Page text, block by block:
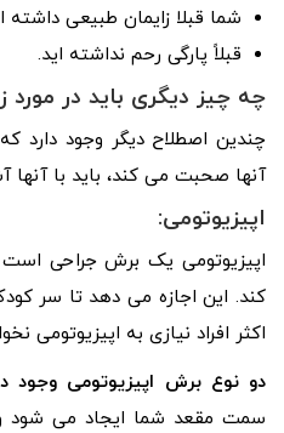
شما قبلا زایمان طبیعی داشته
قبلاً پارگی رحم نداشته اید.
چه چیز دیگری باید در مورد
چندین اصطلاح دیگر وجود دارد
آنها صحبت می کند، باید با آنها
اپیزیوتومی:
اپیزیوتومی یک برش جراحی
کند. این اجازه می دهد تا سر
اکثر افراد نیازی به اپیزیوتومی
دو نوع برش اپیزیوتومی وجود
سمت مقعد شما ایجاد می شود